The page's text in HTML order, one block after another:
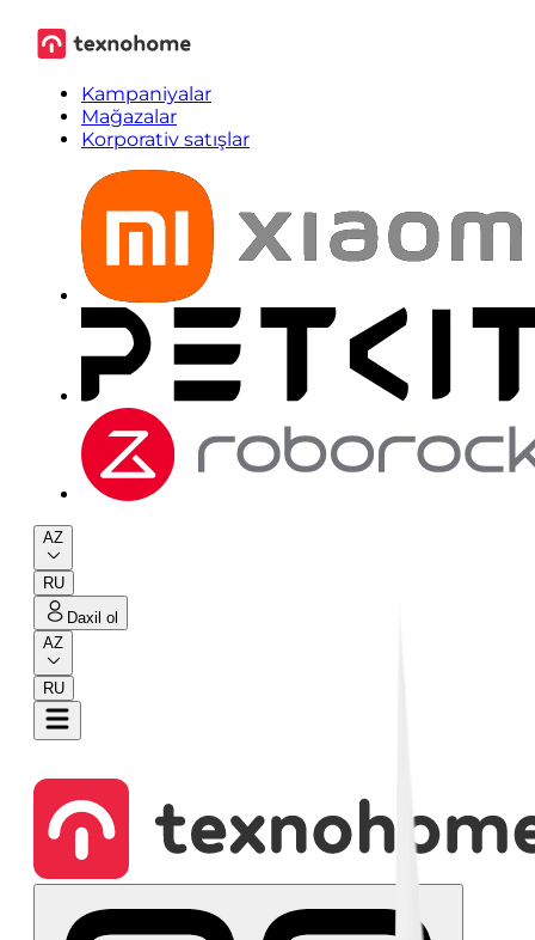
Kampaniyalar
Mağazalar
Korporativ satışlar
AZ
RU
Daxil ol
AZ
RU